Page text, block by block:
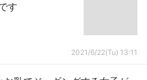
す
2021/6/22(Tu) 13:11